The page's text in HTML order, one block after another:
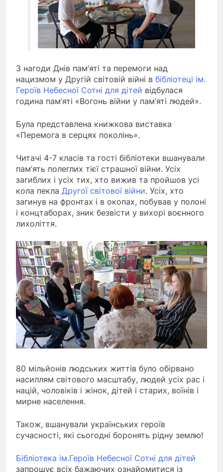
З нагоди Днів пам’яті та перемоги над
нацизмом у Другій світовій війні в бібліотеці ім.
Героїв Небесної Сотні для дітей відбулася
година пам’яті «Вогонь війни у пам’яті людей».
Була представлена книжкова виставка
«Перемога в серцях поколінь».
Читачі 4-7 класів та гості бібліотеки вшанували
пам’ять полеглих тієї страшної війни. Усіх
загиблих і усіх тих, хто вижив та пройшов усі
кола пекла Другої світової війни. Усіх, хто
загинув на фронтах і в окопах, побував у полоні
і концтаборах, зник безвісти у вихорі воєнного
лихоліття.
80 мільйонів людських життів було обірвано
насиллям світового масштабу, людей усіх рас і
націй, чоловіків і жінок, дітей і старих, воїнів і
мирне населення.
Також, вшанували українських героїв
сучасності, які сьогодні боронять рідну землю!
Бібліотека ім.Героїв Небесної Сотні для дітей
запрошує всіх бажаючих ознайомитися із